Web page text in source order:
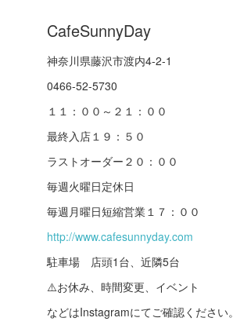
CafeSunnyDay
神奈川県藤沢市渡内4-2-1
0466-52-5730
１１：００～２１：００
最終入店１９：５０
ラストオーダー２０：００
毎週火曜日定休日
毎週月曜日短縮営業１７：００
http://www.cafesunnyday.com
駐車場 店頭1台、近隣5台
⚠️お休み、時間変更、イベント
などはInstagramにてご確認ください。